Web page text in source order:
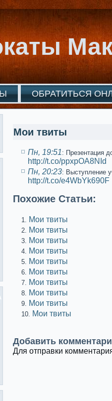
ОБРАТИТЬСЯ
Мои твиты
Пн, 19:51 : Презентация
http://t.co/ppxpOA8NId
Пн, 20:23: Выступление
http://t.co/e4WbYk690F
Похожие Статьи:
Мои твиты
Мои твиты
Мои твиты
Мои твиты
Мои твиты
Мои твиты
Мои твиты
Мои твиты
Мои твиты
Мои твиты
Добавить
Для отправки